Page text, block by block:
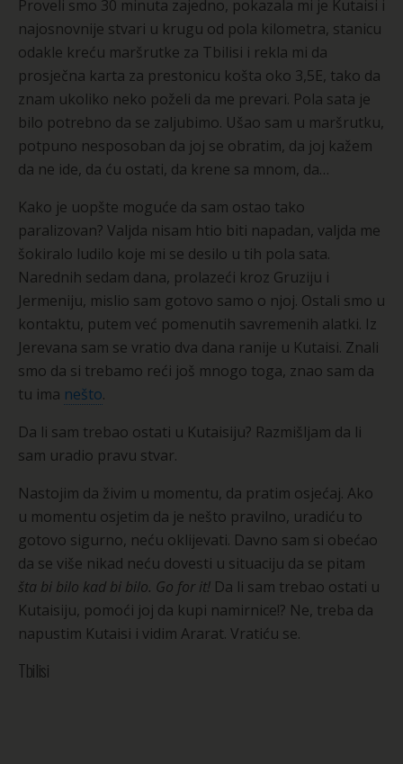
Proveli smo 30 minuta zajedno, pokazala mi je Kutaisi i
najosnovnije stvari u krugu od pola kilometra, stanicu
odakle kreću maršrutke za Tbilisi i rekla mi da
prosječna karta za prestonicu košta oko 3,5E, tako da
znam ukoliko neko poželi da me prevari. Pola sata je
bilo potrebno da se zaljubimo. Ušao sam u maršrutku,
potpuno nesposoban da joj se obratim, da joj kažem
da ne ide, da ću ostati, da krene sa mnom, da…
Kako je uopšte moguće da sam ostao tako
paralizovan? Valjda nisam htio biti napadan, valjda me
šokiralo ludilo koje mi se desilo u tih pola sata.
Narednih sedam dana, prolazeći kroz Gruziju i
Jermeniju, mislio sam gotovo samo o njoj. Ostali smo u
kontaktu, putem već pomenutih savremenih alatki. Iz
Jerevana sam se vratio dva dana ranije u Kutaisi. Znali
smo da si trebamo reći još mnogo toga, znao sam da
tu ima nešto.
Da li sam trebao ostati u Kutaisiju? Razmišljam da li
sam uradio pravu stvar.
Nastojim da živim u momentu, da pratim osjećaj. Ako
u momentu osjetim da je nešto pravilno, uradiću to
gotovo sigurno, neću oklijevati. Davno sam si obećao
da se više nikad neću dovesti u situaciju da se pitam
šta bi bilo kad bi bilo. Go for it! Da li sam trebao ostati u
Kutaisiju, pomoći joj da kupi namirnice!? Ne, treba da
napustim Kutaisi i vidim Ararat. Vratiću se.
Tbilisi